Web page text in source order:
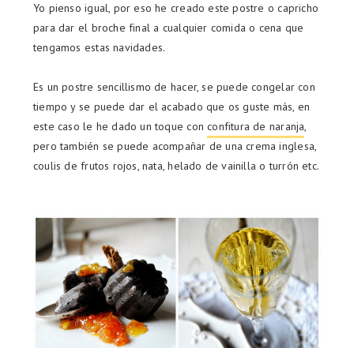
Yo pienso igual, por eso he creado este postre o capricho
para dar el broche final a cualquier comida o cena que
tengamos estas navidades.
Es un postre sencillismo de hacer, se puede congelar con
tiempo y se puede dar el acabado que os guste más, en
este caso le he dado un toque conconfitura de naranja,
pero también se puede acompañar de una crema inglesa,
coulis de frutos rojos, nata, helado de vainilla o turrón etc.